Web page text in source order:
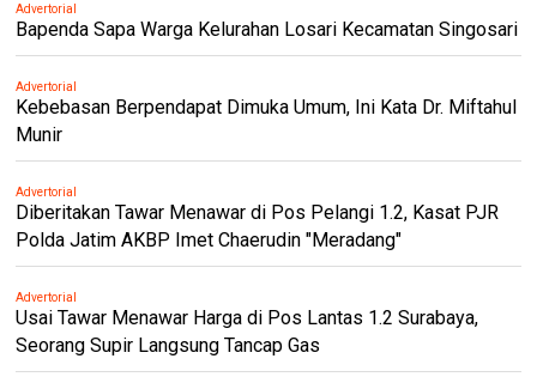
Advertorial
Bapenda Sapa Warga Kelurahan Losari Kecamatan Singosari
Advertorial
Kebebasan Berpendapat Dimuka Umum, Ini Kata Dr. Miftahul
Munir
Advertorial
Diberitakan Tawar Menawar di Pos Pelangi 1.2, Kasat PJR
Polda Jatim AKBP Imet Chaerudin "Meradang"
Advertorial
Usai Tawar Menawar Harga di Pos Lantas 1.2 Surabaya,
Seorang Supir Langsung Tancap Gas